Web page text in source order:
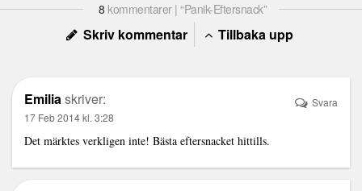
8 kommentarer | “Panik-Eftersnack”
Skriv kommentar Tillbaka upp
Emiliaskriver:
17 Feb 2014 kl. 3:28
Det märktes verkligen inte! Bästa eftersnacket hittills.
Svara